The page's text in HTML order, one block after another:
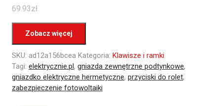
69.93zł
Zobacz więcej
SKU: ad12a156bcea Kategoria: Klawisze i ramki
Tagi: elektrycznie.pl, gniazda zewnętrzne podtynkowe,
gniazdko elektryczne hermetyczne, przyciski do rolet,
zabezpieczenie fotowoltaiki